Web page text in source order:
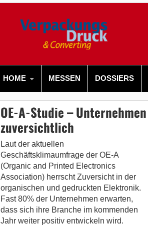
HOME MESSEN DOSSIERS
OE-A-Studie – Unternehmen
zuversichtlich
Laut der aktuellen
Geschäftsklimaumfrage der OE-A
(Organic and Printed Electronics
Association) herrscht Zuversicht in der
organischen und gedruckten Elektronik.
Fast 80% der Unternehmen erwarten,
dass sich ihre Branche im kommenden
Jahr weiter positiv entwickeln wird.